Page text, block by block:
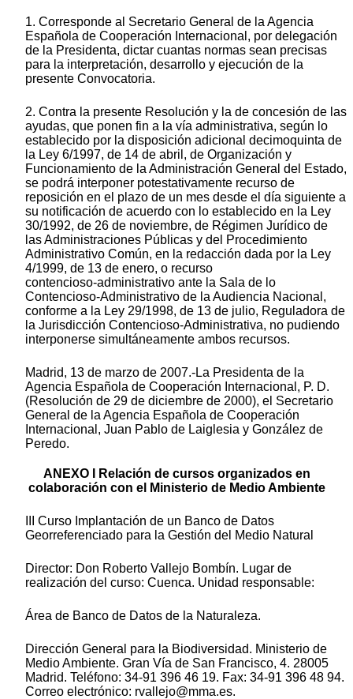
1. Corresponde al Secretario General de la Agencia
Española de Cooperación Internacional, por delegación
de la Presidenta, dictar cuantas normas sean precisas
para la interpretación, desarrollo y ejecución de la
presente Convocatoria.
2. Contra la presente Resolución y la de concesión de las
ayudas, que ponen fin a la vía administrativa, según lo
establecido por la disposición adicional decimoquinta de
la Ley 6/1997, de 14 de abril, de Organización y
Funcionamiento de la Administración General del Estado,
se podrá interponer potestativamente recurso de
reposición en el plazo de un mes desde el día siguiente a
su notificación de acuerdo con lo establecido en la Ley
30/1992, de 26 de noviembre, de Régimen Jurídico de
las Administraciones Públicas y del Procedimiento
Administrativo Común, en la redacción dada por la Ley
4/1999, de 13 de enero, o recurso
contencioso‑administrativo ante la Sala de lo
Contencioso-Administrativo de la Audiencia Nacional,
conforme a la Ley 29/1998, de 13 de julio, Reguladora de
la Jurisdicción Contencioso-Administrativa, no pudiendo
interponerse simultáneamente ambos recursos.
Madrid, 13 de marzo de 2007.-La Presidenta de la
Agencia Española de Cooperación Internacional, P. D.
(Resolución de 29 de diciembre de 2000), el Secretario
General de la Agencia Española de Cooperación
Internacional, Juan Pablo de Laiglesia y González de
Peredo.
ANEXO I Relación de cursos organizados en
colaboración con el Ministerio de Medio Ambiente
III Curso Implantación de un Banco de Datos
Georreferenciado para la Gestión del Medio Natural
Director: Don Roberto Vallejo Bombín. Lugar de
realización del curso: Cuenca. Unidad responsable:
Área de Banco de Datos de la Naturaleza.
Dirección General para la Biodiversidad. Ministerio de
Medio Ambiente. Gran Vía de San Francisco, 4. 28005
Madrid. Teléfono: 34-91 396 46 19. Fax: 34-91 396 48 94.
Correo electrónico: rvallejo@mma.es.